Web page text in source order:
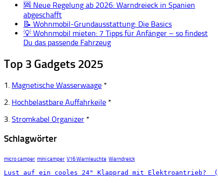
🆘 Neue Regelung ab 2026: Warndreieck in Spanien
abgeschafft
📝 Wohnmobil-Grundausstattung: Die Basics
💡 Wohnmobil mieten: 7 Tipps für Anfänger – so findest
Du das passende Fahrzeug
Top 3 Gadgets 2025
1. Magnetische Wasserwaage *
2. Hochbelastbare Auffahrkeile *
3. Stromkabel Organizer *
Schlagwörter
micro camper mini camper V16 Warnleuchte Warndreick
Lust auf ein cooles 24" Klapprad mit Elektroantrieb?